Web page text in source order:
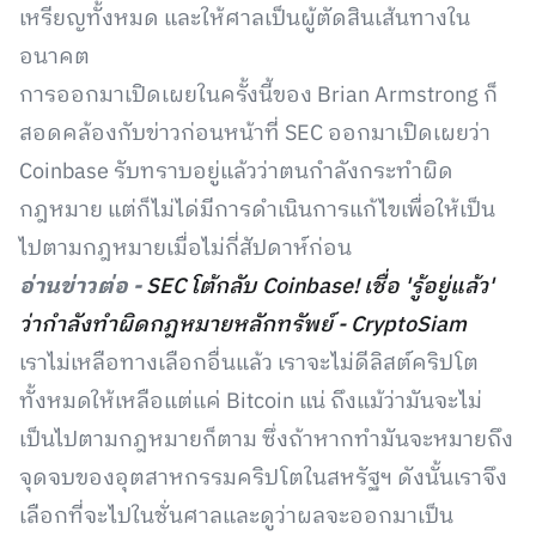
เหรียญทั้งหมด และให้ศาลเป็นผู้ตัดสินเส้นทางใน
อนาคต
การออกมาเปิดเผยในครั้งนี้ของ Brian Armstrong ก็
สอดคล้องกับข่าวก่อนหน้าที่ SEC ออกมาเปิดเผยว่า
Coinbase รับทราบอยู่แล้วว่าตนกำลังกระทำผิด
กฎหมาย แต่ก็ไม่ได่มีการดำเนินการแก้ไขเพื่อให้เป็น
ไปตามกฎหมายเมื่อไม่กี่สัปดาห์ก่อน
อ่านข่าวต่อ -SEC โต้กลับ Coinbase! เชื่อ 'รู้อยู่แล้ว'
ว่ากำลังทำผิดกฎหมายหลักทรัพย์ - CryptoSiam
เราไม่เหลือทางเลือกอื่นแล้ว เราจะไม่ดีลิสต์คริปโต
ทั้งหมดให้เหลือแต่แค่ Bitcoin แน่ ถึงแม้ว่ามันจะไม่
เป็นไปตามกฎหมายก็ตาม ซึ่งถ้าหากทำมันจะหมายถึง
จุดจบของอุตสาหกรรมคริปโตในสหรัฐฯ ดังนั้นเราจึง
เลือกที่จะไปในชั่นศาลและดูว่าผลจะออกมาเป็น